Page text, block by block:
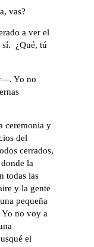
vas?
a ver el
sí. ¿Qué, tú
Yo no
ceremonia y
del
cerrados,
la
todas las
y la gente
pequeña
Yo no voy a
el